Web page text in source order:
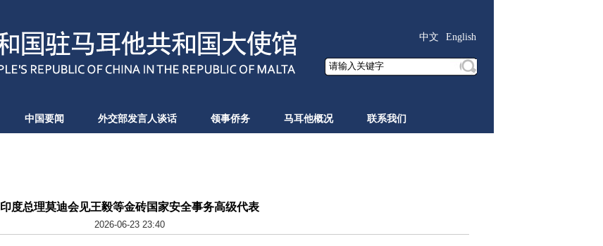
English
中文
中国要闻 外交部发言人谈话 领事侨务 马耳他概况 联系我们
印度总理莫迪会见王毅等金砖国家安全事务高级代表
2026-06-23 23:40